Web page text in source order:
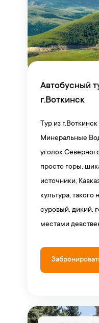
Автобусный
г.Воткинск
Тур из
Минеральные
уголок
просто горы,
источники,
культура, такого
суровый, дикий,
местами